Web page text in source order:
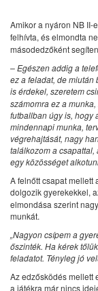
Amikor a nyáron NB II-
felhívta, és elmondta
másodedzőként
– Egészen addig a
ez a feladat, de miután
is érdekel, szeretem
számomra ez a
futballban úgy is, hogy
mindennapi munka,
végrehajtását, nagy
találkozom a
egy közösséget
A felnőtt csapat mellett
dolgozik gyerekekkel,
elmondása szerint
munkát.
„Nagyon csípem a
őszinték. Ha kérek
feladatot. Tényleg jó
Az edzősködés mellett
a játékra már nincs